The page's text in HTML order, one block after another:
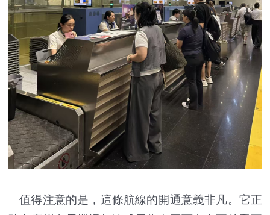
值得注意的是，這條航線的開通意義非凡。它正